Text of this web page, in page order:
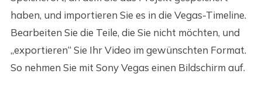
haben, und importieren Sie es in die Vegas-Timeline.
Bearbeiten Sie die Teile, die Sie nicht möchten, und
„exportieren“ Sie Ihr Video im gewünschten Format.
So nehmen Sie mit Sony Vegas einen Bildschirm auf.